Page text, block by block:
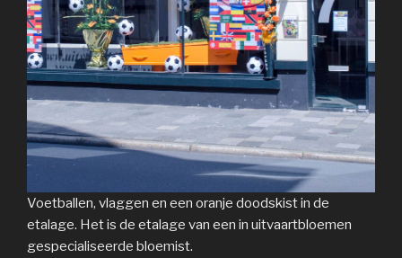
Voetballen, vlaggen en een oranje doodskist in de
etalage. Het is de etalage van een in uitvaartbloemen
gespecialiseerde bloemist.